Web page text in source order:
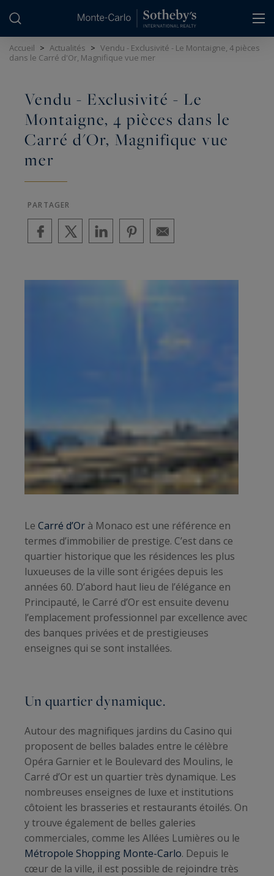
Accueil > Actualités > Vendu - Exclusivité - Le Montaigne, 4 pièces
dans le Carré d'Or, Magnifique vue mer
Vendu - Exclusivité - Le
Montaigne, 4 pièces dans le
Carré d'Or, Magnifique vue
mer
PARTAGER
Le Carré d’Or à Monaco est une référence en
termes d’immobilier de prestige. C’est dans ce
quartier historique que les résidences les plus
luxueuses de la ville sont érigées depuis les
années 60. D’abord haut lieu de l’élégance en
Principauté, le Carré d’Or est ensuite devenu
l’emplacement professionnel par excellence avec
des banques privées et de prestigieuses
enseignes qui se sont installées.
Un quartier dynamique.
Autour des magnifiques jardins du Casino qui
proposent de belles balades entre le célèbre
Opéra Garnier et le Boulevard des Moulins, le
Carré d’Or est un quartier très dynamique. Les
nombreuses enseignes de luxe et institutions
côtoient les brasseries et restaurants étoilés. On
y trouve également de belles galeries
commerciales, comme les Allées Lumières ou le
Métropole Shopping Monte-Carlo. Depuis le
cœur de la ville, il est possible de rejoindre très